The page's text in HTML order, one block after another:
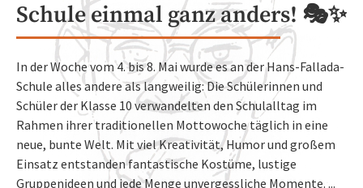
Schule einmal ganz anders! 🎭✨
In der Woche vom 4. bis 8. Mai wurde es an der Hans-Fallada-
Schule alles andere als langweilig: Die Schülerinnen und
Schüler der Klasse 10 verwandelten den Schulalltag im
Rahmen ihrer traditionellen Mottowoche täglich in eine
neue, bunte Welt. Mit viel Kreativität, Humor und großem
Einsatz entstanden fantastische Kostüme, lustige
Gruppenideen und jede Menge unvergessliche Momente. ...